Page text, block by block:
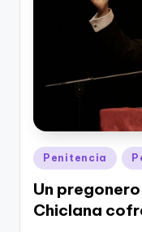
Publicado
en
Penitencia
Un
Chiclana